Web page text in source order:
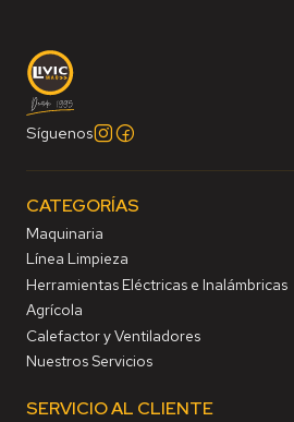
Síguenos
CATEGORÍAS
Maquinaria
Línea Limpieza
Herramientas Eléctricas e Inalámbricas
Agrícola
Calefactor y Ventiladores
Nuestros Servicios
SERVICIO AL CLIENTE